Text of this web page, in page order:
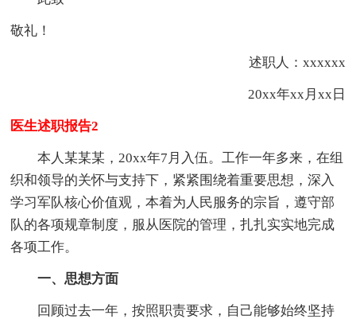
敬礼！
述职人：xxxxxx
20xx年xx月xx日
医生述职报告2
本人某某某，20xx年7月入伍。工作一年多来，在组
织和领导的关怀与支持下，紧紧围绕着重要思想，深入
学习军队核心价值观，本着为人民服务的宗旨，遵守部
队的各项规章制度，服从医院的管理，扎扎实实地完成
各项工作。
一、思想方面
回顾过去一年，按照职责要求，自己能够始终坚持